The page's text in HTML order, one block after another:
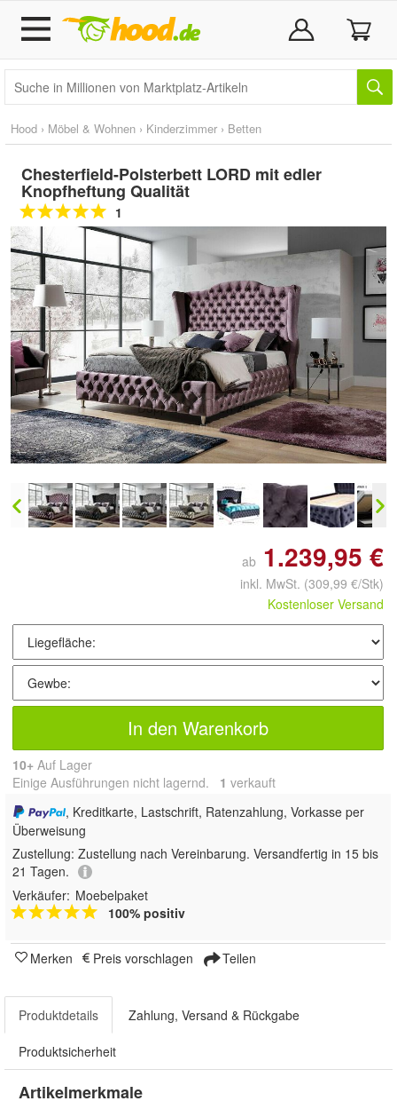
Hood › Möbel & Wohnen › Kinderzimmer › Betten
Chesterfield-Polsterbett LORD mit edler
Knopfheftung Qualität
1
Doppelt antippen zum
vergrößern
ab 1.239,95 €
inkl. MwSt. (309,99 €/Stk)
Kostenloser Versand
In den Warenkorb
10+ Auf Lager
Einige Ausführungen nicht lagernd. 1 verkauft
, Kreditkarte, Lastschrift, Ratenzahlung, Vorkasse per
Überweisung
Zustellung: Zustellung nach Vereinbarung. Versandfertig in 15 bis
21 Tagen.
Verkäufer: Moebelpaket
100% positiv
Merken Preis vorschlagen Teilen
Produktdetails Zahlung, Versand & Rückgabe
Produktsicherheit
Artikelmerkmale